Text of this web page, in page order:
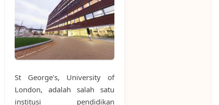
St George’s, University of
London, adalah salah satu
institusi pendidikan